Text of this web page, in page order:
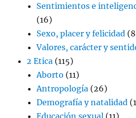
Sentimientos e
(16)
Sexo, placer y felicidad
Valores, carácter y
2 Etica (115)
Aborto (11)
Antropología (26)
Demografía y natalidad
Educación sexual (11)